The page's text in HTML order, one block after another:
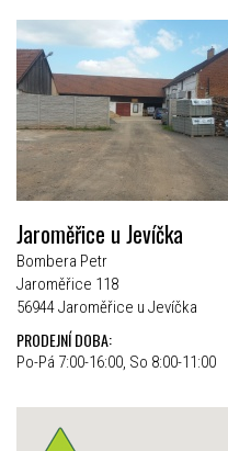
Jaroměřice u Jevíčka
Bombera Petr
Jaroměřice 118
56944 Jaroměřice u Jevíčka
PRODEJNÍ DOBA:
Po-Pá 7:00-16:00, So 8:00-11:00